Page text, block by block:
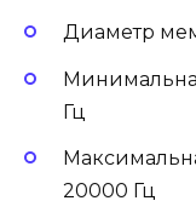
Диаметр
Гц
20000 Гц